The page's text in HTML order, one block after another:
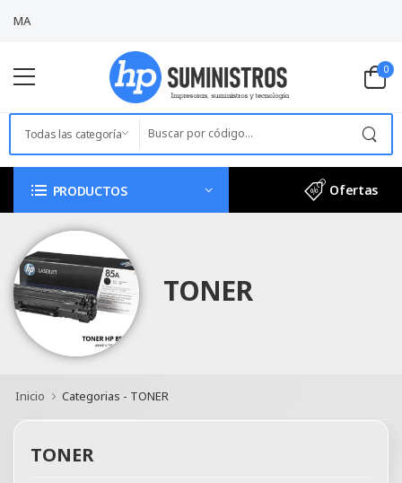
0
PRODUCTOS Ofertas
TONER
Inicio Categorias - TONER
TONER